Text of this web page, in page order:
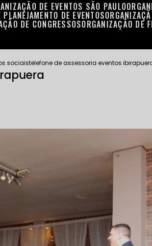
DE EVENTOS SÃO PAULO
PLANEJAMENTO DE EVENTOS
DE CONGRESSOS ORGANIZAÇÃO DE
sociaistelefone de assessoria eventos